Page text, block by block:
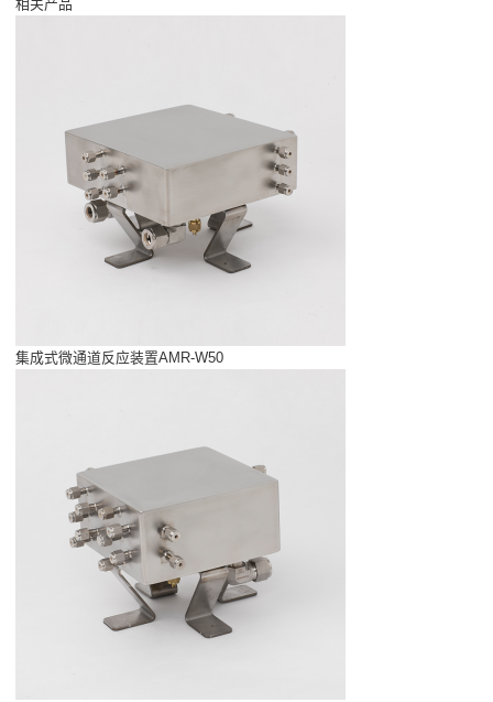
相关产品
集成式微通道反应装置AMR-W50